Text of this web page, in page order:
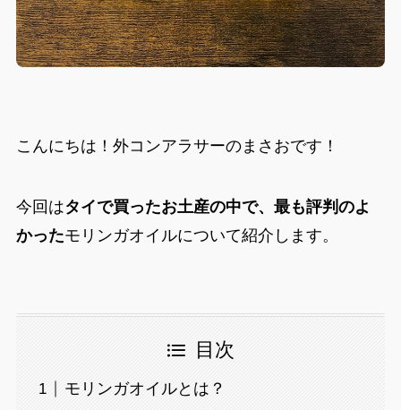
こんにちは！外コンアラサーのまさおです！
今回はタイで買ったお土産の中で、最も評判のよ
かったモリンガオイルについて紹介します。
目次
モリンガオイルとは？